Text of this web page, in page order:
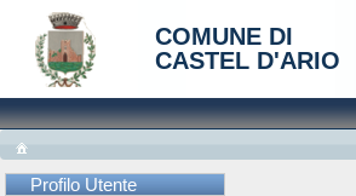
COMUNE DI
CASTEL D'ARIO
Profilo Utente